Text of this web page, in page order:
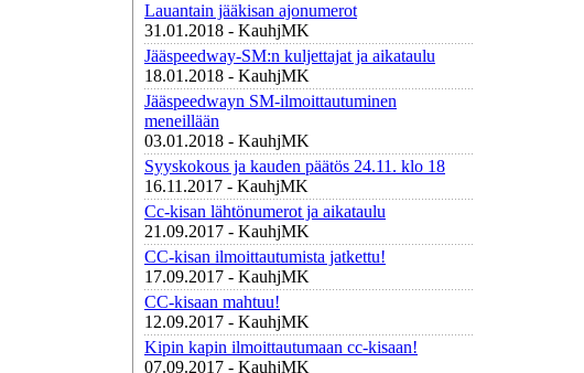
Lauantain jääkisan ajonumerot
31.01.2018 - KauhjMK
Jääspeedway-SM:n kuljettajat ja aikataulu
18.01.2018 - KauhjMK
Jääspeedwayn SM-ilmoittautuminen
meneillään
03.01.2018 - KauhjMK
Syyskokous ja kauden päätös 24.11. klo 18
16.11.2017 - KauhjMK
Cc-kisan lähtönumerot ja aikataulu
21.09.2017 - KauhjMK
CC-kisan ilmoittautumista jatkettu!
17.09.2017 - KauhjMK
CC-kisaan mahtuu!
12.09.2017 - KauhjMK
Kipin kapin ilmoittautumaan cc-kisaan!
07.09.2017 - KauhjMK